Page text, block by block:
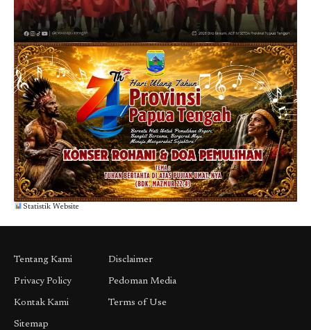
Statistik Website
Tentang Kami
Privacy Policy
Kontak Kami
Sitemap
Disclaimer
Pedoman Media
Terms of Use